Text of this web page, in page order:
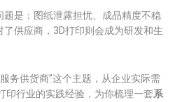
是：图纸泄露担忧、成品精度不稳
供应商，3D打印则会成为研发和生
务供货商”这个主题，从企业实际需
印行业的实践经验，为你梳理一套系